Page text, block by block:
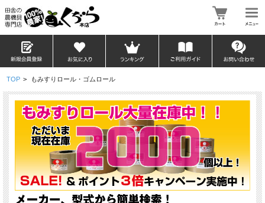
TOP > もみすりロール・ゴムロール